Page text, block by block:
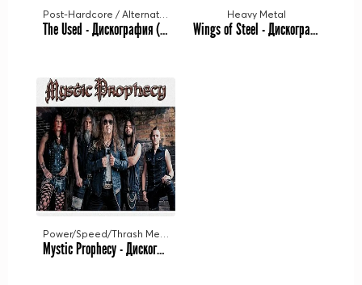
The Used - Дискография (2001-2020)
Heavy Metal
Wings of Steel - Дискография (2022-2023)
Mystic Prophecy - Дискография (2001-2023)